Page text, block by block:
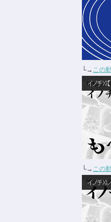
└→ この
└→ この